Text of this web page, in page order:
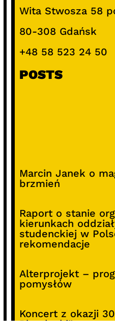
Wita Stwosza 58
80-308 Gdańsk
+48 58 523 24 50
POSTS
Marcin Janek o
brzmień
Raport o stanie
kierunkach
studenckiej w
rekomendacje
Alterprojekt –
pomysłów
Koncert z okazji
Blondynki”